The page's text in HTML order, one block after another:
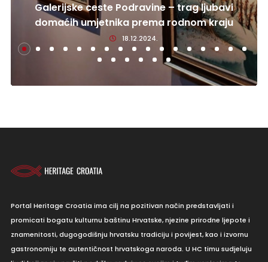
Galerijske ceste Podravine – trag ljubavi
domaćih umjetnika prema rodnom kraju
18.12.2024.
Portal Heritage Croatia ima cilj na pozitivan način predstavljati i
promicati bogatu kulturnu baštinu Hrvatske, njezine prirodne ljepote i
znamenitosti, dugogodišnju hrvatsku tradiciju i povijest, kao i izvornu
gastronomiju te autentičnost hrvatskoga naroda. U HC timu sudjeluju